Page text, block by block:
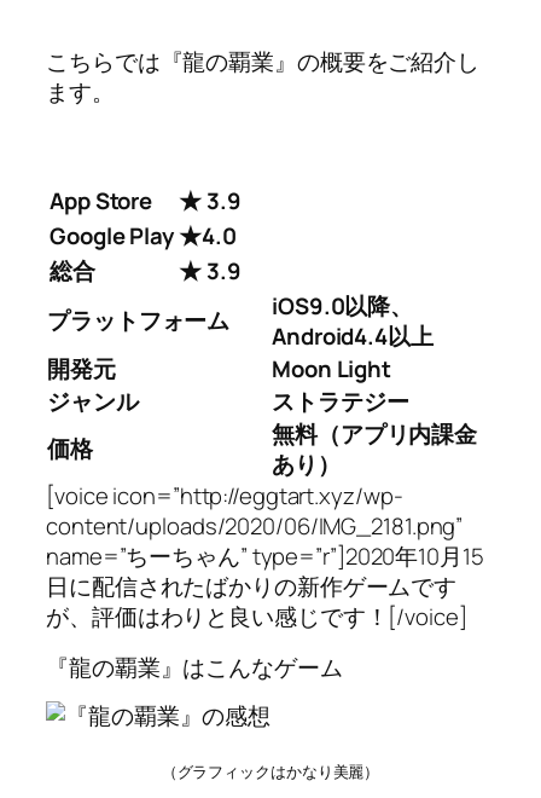
こちらでは『龍の覇業』の概要をご紹介し
ます。
App Store
★ 3.9
Google Play★4.0
総合
★ 3.9
プラットフォーム
iOS9.0以降、
Android4.4以上
開発元
Moon Light
ジャンル
ストラテジー
価格
無料（アプリ内課金
あり）
[voice icon=”http://eggtart.xyz/wp-
content/uploads/2020/06/IMG_2181.png”
name=”ちーちゃん” type=”r”]2020年10月15
日に配信されたばかりの新作ゲームです
が、評価はわりと良い感じです！[/voice]
『龍の覇業』はこんなゲーム
（グラフィックはかなり美麗）